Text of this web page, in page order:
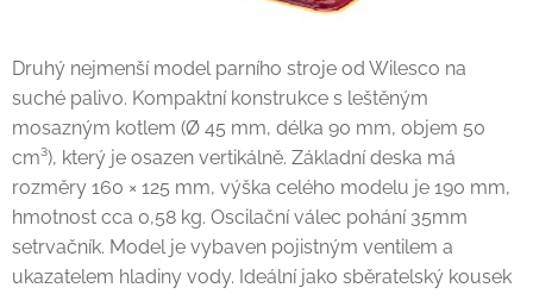
Druhý nejmenší model parního stroje od Wilesco na
suché palivo. Kompaktní konstrukce s leštěným
mosazným kotlem (Ø 45 mm, délka 90 mm, objem 50
cm³), který je osazen vertikálně. Základní deska má
rozměry 160 × 125 mm, výška celého modelu je 190 mm,
hmotnost cca 0,58 kg. Oscilační válec pohání 35mm
setrvačník. Model je vybaven pojistným ventilem a
ukazatelem hladiny vody. Ideální jako sběratelský kousek